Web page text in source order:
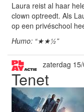
Laura reist al haar
clown optreedt. Als
op een privéschool
Humo: “★★½”
zaterdag
Tenet